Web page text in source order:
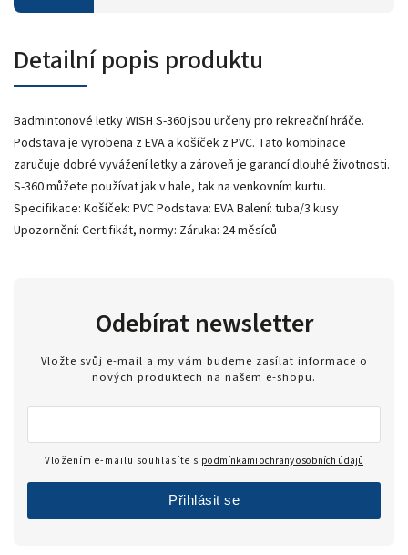
Detailní popis produktu
Badmintonové letky WISH S-360 jsou určeny pro rekreační hráče.
Podstava je vyrobena z EVA a košíček z PVC. Tato kombinace
zaručuje dobré vyvážení letky a zároveň je garancí dlouhé životnosti.
S-360 můžete používat jak v hale, tak na venkovním kurtu.
Specifikace: Košíček: PVC Podstava: EVA Balení: tuba/3 kusy
Upozornění: Certifikát, normy: Záruka: 24 měsíců
Odebírat newsletter
Vložte svůj e-mail a my vám budeme zasílat informace o
nových produktech na našem e-shopu.
Vložením e-mailu souhlasíte s podmínkami ochrany osobních údajů
Přihlásit se